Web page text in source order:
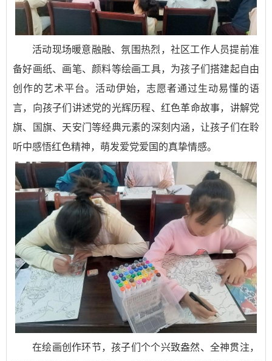
活动现场暖意融融、氛围热烈，社区工作人员提前准
备好画纸、画笔、颜料等绘画工具，为孩子们搭建起自由
创作的艺术平台。活动伊始，志愿者通过生动易懂的语
言，向孩子们讲述党的光辉历程、红色革命故事，讲解党
旗、国旗、天安门等经典元素的深刻内涵，让孩子们在聆
听中感悟红色精神，萌发爱党爱国的真挚情感。
在绘画创作环节，孩子们个个兴致盎然、全神贯注，